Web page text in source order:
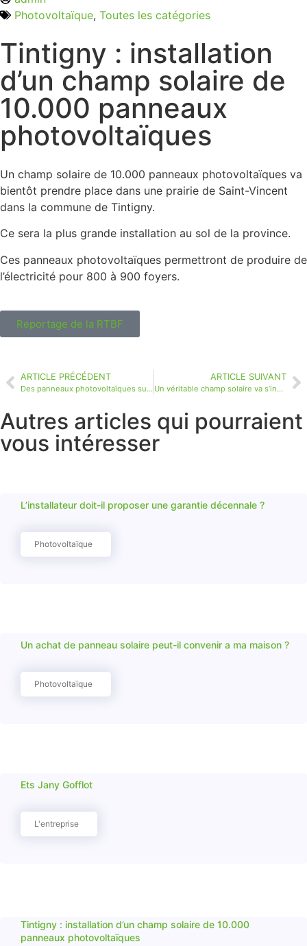
Photovoltaïque, Toutes les catégories
Tintigny : installation
d’un champ solaire de
10.000 panneaux
photovoltaïques
Un champ solaire de 10.000 panneaux photovoltaïques va
bientôt prendre place dans une prairie de Saint-Vincent
dans la commune de Tintigny.
Ce sera la plus grande installation au sol de la province.
Ces panneaux photovoltaïques permettront de produire de
l’électricité pour 800 à 900 foyers.
Reportage de la RTBF
ARTICLE PRÉCÉDENT
Des panneaux photovoltaïques sur l’église de Fauvillers pour alimenter la commune et le CPAS !
ARTICLE SUIVANT
Un véritable champ solaire va s’installer à Saint-Vincent
Autres articles qui pourraient
vous intéresser
L’installateur doit-il proposer une garantie décennale ?
Photovoltaïque
Un achat de panneau solaire peut-il convenir a ma maison ?
Photovoltaïque
Ets Jany Gofflot
L'entreprise
Tintigny : installation d’un champ solaire de 10.000
panneaux photovoltaïques